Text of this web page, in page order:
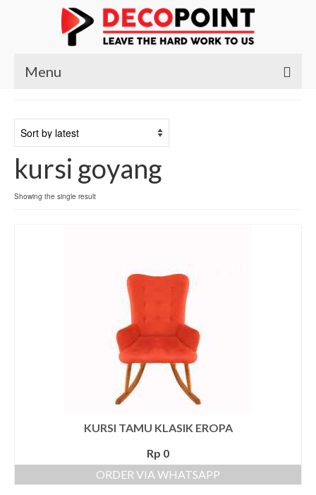
Menu
Produk
Kursi
Meja
Meja Nakas
Meja Tamu
lampu Dinding
Lampu Gantung
Lampu Sorot
kursi goyang
Showing the single result
KURSI TAMU KLASIK EROPA
Rp 0
ORDER VIA WHATSAPP